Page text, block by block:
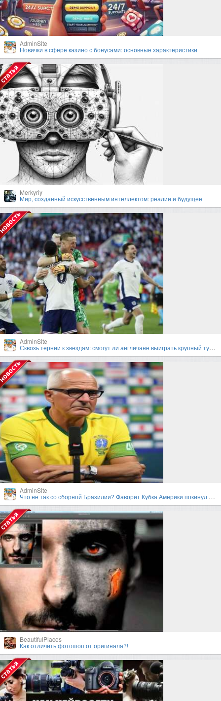
AdminSite
Новички в сфере казино с бонусами: основные характеристики
Merkyriy
Мир, созданный искусственным интеллектом: реалии и будущее
AdminSite
Сквозь тернии к звездам: смогут ли англичане выиграть крупный турнир под руководством Гарета Саутгейта?
AdminSite
Что не так со сборной Бразилии? Фаворит Кубка Америки покинул турнир в первом раунде плей-офф
BeautifulPlaces
Как отличить фотошоп от оригинала?!